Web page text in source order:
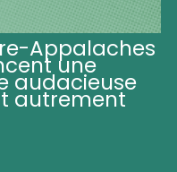
Appalaches
une
audacieuse
autrement